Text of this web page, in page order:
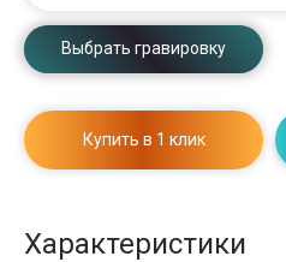
Выбрать гравировку
Купить в 1 клик
Характеристики